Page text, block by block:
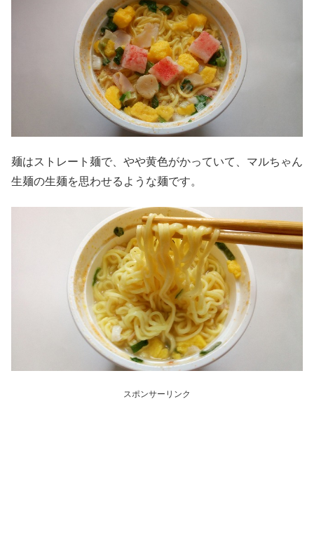
麺はストレート麺で、やや黄色がかっていて、マルちゃん
生麺の生麺を思わせるような麺です。
スポンサーリンク